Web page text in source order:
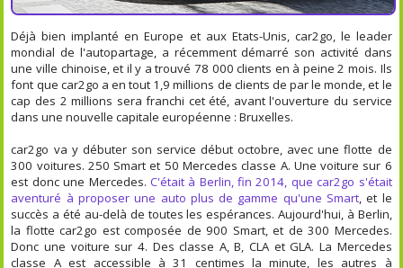
Déjà bien implanté en Europe et aux Etats-Unis, car2go, le leader
mondial de l'autopartage, a récemment démarré son activité dans
une ville chinoise, et il y a trouvé 78 000 clients en à peine 2 mois. Ils
font que car2go a en tout 1,9 millions de clients de par le monde, et le
cap des 2 millions sera franchi cet été, avant l'ouverture du service
dans une nouvelle capitale européenne : Bruxelles.
car2go va y débuter son service début octobre, avec une flotte de
300 voitures. 250 Smart et 50 Mercedes classe A. Une voiture sur 6
est donc une Mercedes. C'était à Berlin, fin 2014, que car2go s'était
aventuré à proposer une auto plus de gamme qu'une Smart, et le
succès a été au-delà de toutes les espérances. Aujourd'hui, à Berlin,
la flotte car2go est composée de 900 Smart, et de 300 Mercedes.
Donc une voiture sur 4. Des classe A, B, CLA et GLA. La Mercedes
classe A est accessible à 31 centimes la minute, les autres à